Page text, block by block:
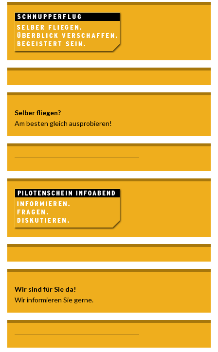
Selber fliegen?
Am besten gleich ausprobieren!
Wir sind für Sie da!
Wir informieren Sie gerne.